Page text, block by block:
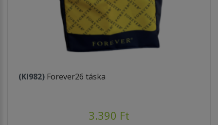
(KI982) Forever26 táska
3.390 Ft